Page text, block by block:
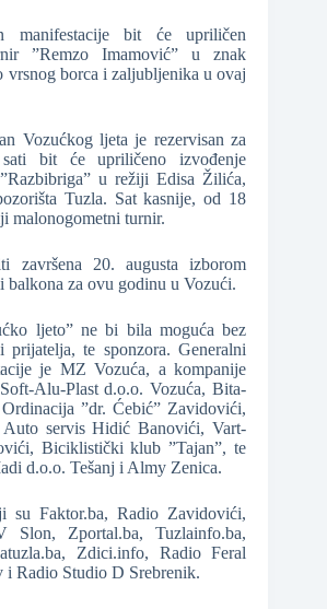
bit će upriličen
”Remzo Imamović” u znak
vrsnog borca i zaljubljenika u ovaj
Vozućkog ljeta je rezervisan za
bit će upriličeno izvođenje
u režiji Edisa Žilića,
Tuzla. Sat kasnije, od 18
malonogometni turnir.
završena 20. augusta izborom
balkona za ovu godinu u Vozući.
ljeto” ne bi bila moguća bez
prijatelja, te sponzora. Generalni
je MZ Vozuća, a kompanije
Alu-Plast d.o.o. Vozuća, Bita-
”dr. Ćebić” Zavidovići,
servis Hidić Banovići, Vart-
Biciklistički klub ”Tajan”, te
d.o.o. Tešanj i Almy Zenica.
su Faktor.ba, Radio Zavidovići,
Slon, Zportal.ba, Tuzlainfo.ba,
Zdici.info, Radio Feral
i Radio Studio D Srebrenik.